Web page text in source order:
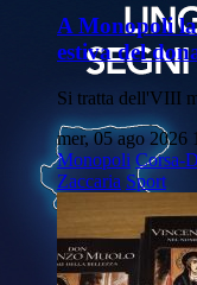
A Monopoli la
estiva del
Si tratta dell'VIII
mer, 05 ago 2026
Monopoli Corsa-
Zaccaria Sport